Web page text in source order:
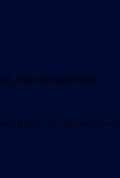
могилах моих